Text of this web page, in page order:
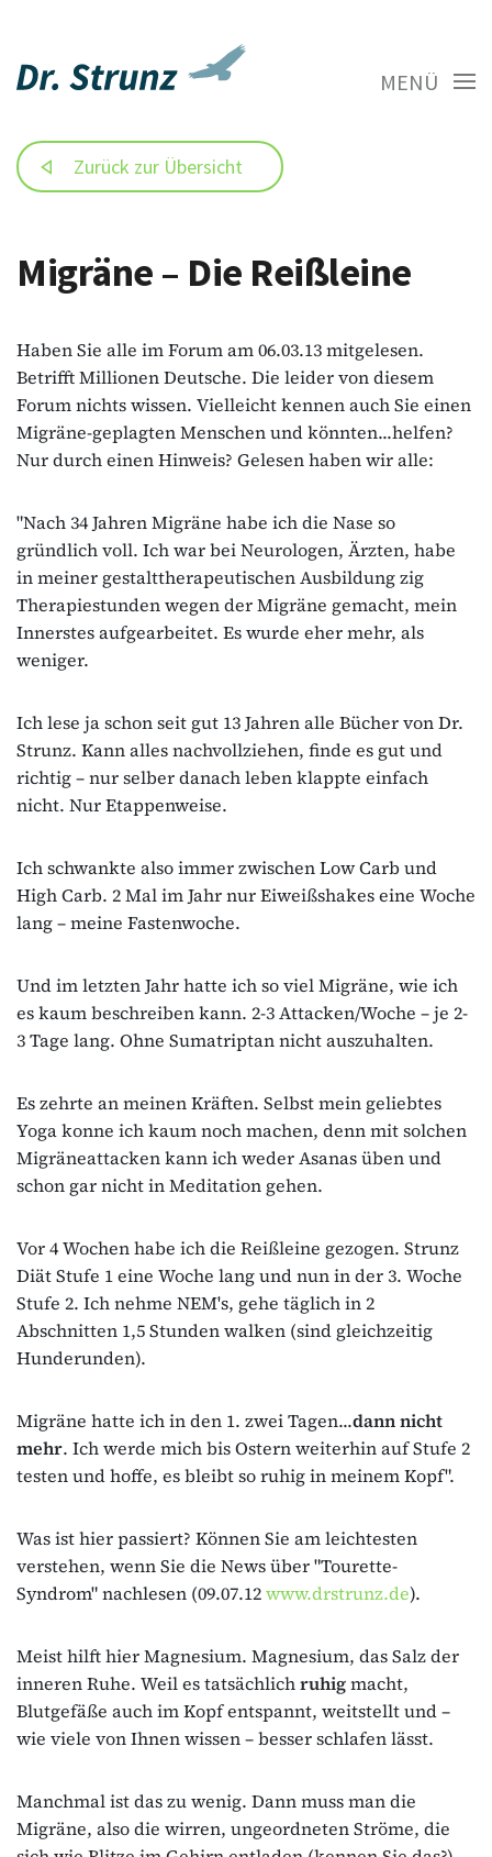
MENÜ
Zurück zur Übersicht
Migräne – Die Reißleine
Haben Sie alle im Forum am 06.03.13 mitgelesen.
Betrifft Millionen Deutsche. Die leider von diesem
Forum nichts wissen. Vielleicht kennen auch Sie einen
Migräne-geplagten Menschen und könnten...helfen?
Nur durch einen Hinweis? Gelesen haben wir alle:
"Nach 34 Jahren Migräne habe ich die Nase so
gründlich voll. Ich war bei Neurologen, Ärzten, habe
in meiner gestalttherapeutischen Ausbildung zig
Therapiestunden wegen der Migräne gemacht, mein
Innerstes aufgearbeitet. Es wurde eher mehr, als
weniger.
Ich lese ja schon seit gut 13 Jahren alle Bücher von Dr.
Strunz. Kann alles nachvollziehen, finde es gut und
richtig – nur selber danach leben klappte einfach
nicht. Nur Etappenweise.
Ich schwankte also immer zwischen Low Carb und
High Carb. 2 Mal im Jahr nur Eiweißshakes eine Woche
lang – meine Fastenwoche.
Und im letzten Jahr hatte ich so viel Migräne, wie ich
es kaum beschreiben kann. 2-3 Attacken/Woche – je 2-
3 Tage lang. Ohne Sumatriptan nicht auszuhalten.
Es zehrte an meinen Kräften. Selbst mein geliebtes
Yoga konne ich kaum noch machen, denn mit solchen
Migräneattacken kann ich weder Asanas üben und
schon gar nicht in Meditation gehen.
Vor 4 Wochen habe ich die Reißleine gezogen. Strunz
Diät Stufe 1 eine Woche lang und nun in der 3. Woche
Stufe 2. Ich nehme NEM's, gehe täglich in 2
Abschnitten 1,5 Stunden walken (sind gleichzeitig
Hunderunden).
Migräne hatte ich in den 1. zwei Tagen...dann nicht
mehr. Ich werde mich bis Ostern weiterhin auf Stufe 2
testen und hoffe, es bleibt so ruhig in meinem Kopf".
Was ist hier passiert? Können Sie am leichtesten
verstehen, wenn Sie die News über "Tourette-
Syndrom" nachlesen (09.07.12www.drstrunz.de).
Meist hilft hier Magnesium. Magnesium, das Salz der
inneren Ruhe. Weil es tatsächlichruhigmacht,
Blutgefäße auch im Kopf entspannt, weitstellt und –
wie viele von Ihnen wissen – besser schlafen lässt.
Manchmal ist das zu wenig. Dann muss man die
Migräne, also die wirren, ungeordneten Ströme, die